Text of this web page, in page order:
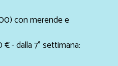
con merende e
- dalla 7° settimana: